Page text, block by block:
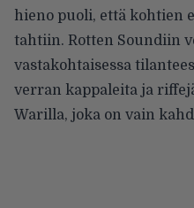
hieno puoli, että kohtien
tahtiin. Rotten Soundiin
vastakohtaisessa
verran kappaleita ja
Warilla, joka on vain